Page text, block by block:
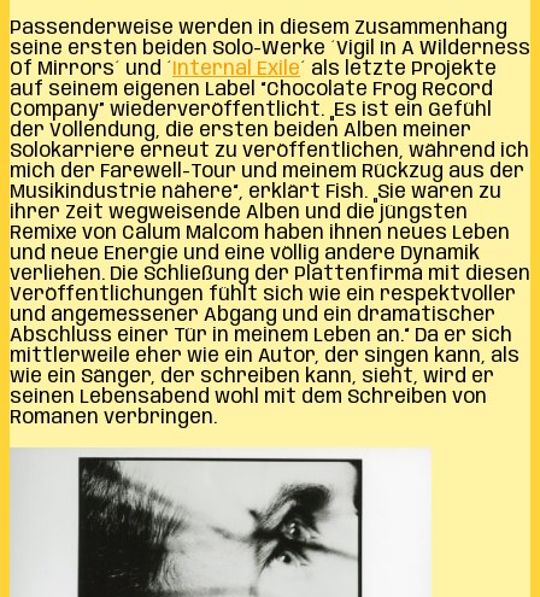
Passenderweise werden in diesem Zusammenhang
seine ersten beiden Solo-Werke ´Vigil In A Wilderness
Of Mirrors´ und ´ Internal Exile´ als letzte Projekte
auf seinem eigenen Label “Chocolate Frog Record
Company” wiederveröffentlicht. „Es ist ein Gefühl
der Vollendung, die ersten beiden Alben meiner
Solokarriere erneut zu veröffentlichen, während ich
mich der Farewell-Tour und meinem Rückzug aus der
Musikindustrie nähere“, erklärt Fish. „Sie waren zu
ihrer Zeit wegweisende Alben und die jüngsten
Remixe von Calum Malcom haben ihnen neues Leben
und neue Energie und eine völlig andere Dynamik
verliehen. Die Schließung der Plattenfirma mit diesen
Veröffentlichungen fühlt sich wie ein respektvoller
und angemessener Abgang und ein dramatischer
Abschluss einer Tür in meinem Leben an.“ Da er sich
mittlerweile eher wie ein Autor, der singen kann, als
wie ein Sänger, der schreiben kann, sieht, wird er
seinen Lebensabend wohl mit dem Schreiben von
Romanen verbringen.